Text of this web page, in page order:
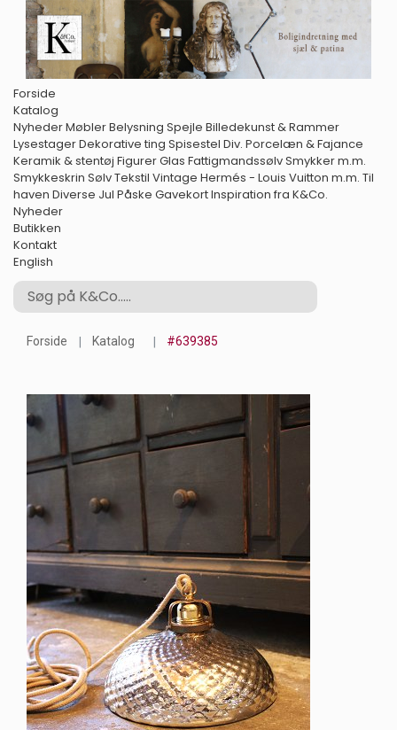
Forside
Katalog
NyhederMøblerBelysning Spejle Billedekunst & Rammer
LysestagerDekorative ting Spisestel Div. Porcelæn & Fajance
Keramik & stentøj FigurerGlas FattigmandssølvSmykker m.m.
Smykkeskrin SølvTekstil Vintage Hermés - Louis Vuitton m.m. Til
haven Diverse Jul Påske GavekortInspiration fra K&Co.
Nyheder
Butikken
Kontakt
English
Forside Katalog #639385